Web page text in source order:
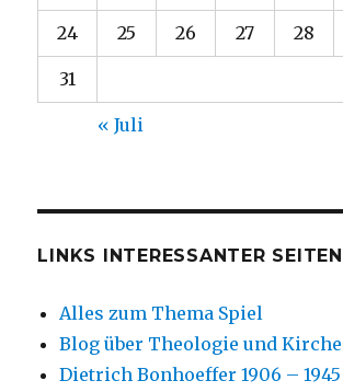
24 25 26 27 28
31
« Juli
LINKS INTERESSANTER SEITEN
Alles zum Thema Spiel
Blog über Theologie und Kirche
Dietrich Bonhoeffer 1906 – 1945